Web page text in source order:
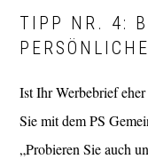
TIPP NR. 4:
Ist Ihr Werbebrief
Sie mit dem PS
„Probieren Sie auch